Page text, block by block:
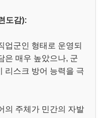
도감):
업군인 형태로 운영되
은 매우 높았으나, 군
리스크 방어 능력을 극
의 주체가 민간의 자발